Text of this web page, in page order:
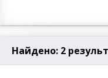
Найдено: 2